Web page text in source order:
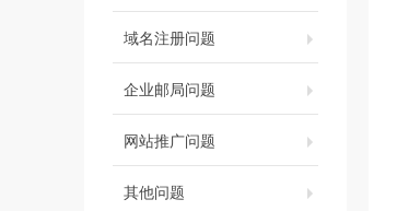
域名注册问题
企业邮局问题
网站推广问题
其他问题